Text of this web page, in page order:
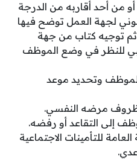
من أحد أقاربه من الدرجة
لجهة العمل توضح فيها
توجيه كتاب من جهة
للنظر في وضع الموظف
وتحديد موعد
مرضه النفسي.
إلى التقاعد أو رفضه.
للتأمينات الاجتماعية